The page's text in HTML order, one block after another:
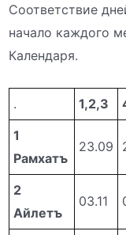
Соответствие
начало каждого
Календаря.
. 1,2,3
1
Рамхатъ
23.09
2
Айлетъ
03.11